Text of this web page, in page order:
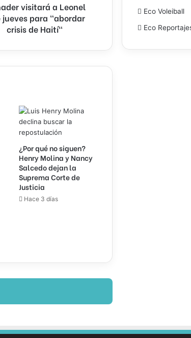
visitará a Leonel
jueves para "abordar
crisis de Haití"
¿Por qué no siguen?
Henry Molina y Nancy
Salcedo dejan la
Suprema Corte de
Justicia
Hace 3 días
Eco Voleiball
Eco